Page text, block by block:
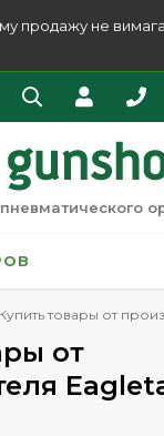
продажу не
Купить товары от
от